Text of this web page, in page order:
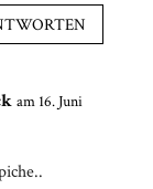
am 16. Juni